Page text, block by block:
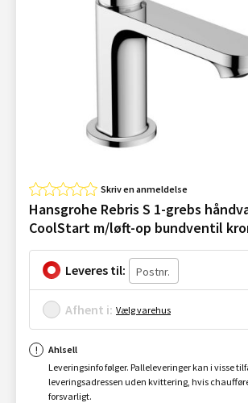
Skriv en anmeldelse
Hansgrohe Rebris S 1-grebs
CoolStart m/løft-op bundventil
Leveres til:
Afhent i: Vælg varehus
Ahlsell
Leveringsinfo følger. Palleleveringer kan i visse
leveringsadressen uden kvittering, hvis
forsvarligt.